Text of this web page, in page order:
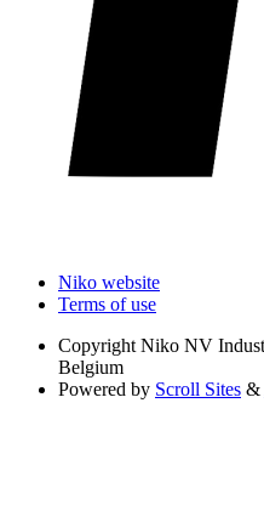
Niko website
Terms of use
Copyright Niko NV
Belgium
Powered by Scroll Sites &